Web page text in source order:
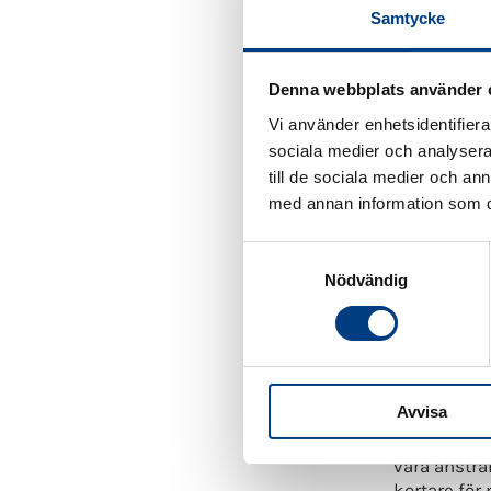
Samtycke
Denna webbplats använder
Vi använder
sociala medier och
till de sociala medier och
med annan information som
s
Nödvändig
Avvisa
i stället
De flesta
redan
taxi med
spara
som
skickas
Det är
mellan en
stor
vara